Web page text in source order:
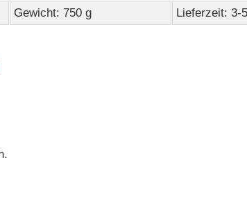
Gewicht: 750 g Lieferzeit: 3-